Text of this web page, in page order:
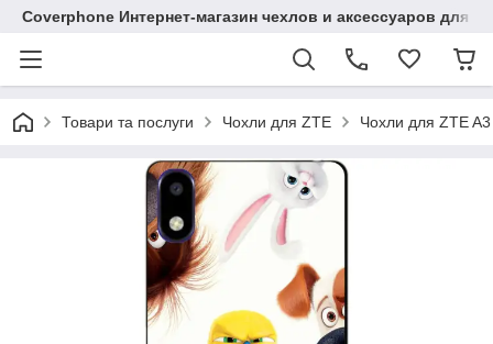
Coverphone Интернет-магазин чехлов и аксессуаров для
Товари та послуги Чохли для ZTE Чохли для ZTE